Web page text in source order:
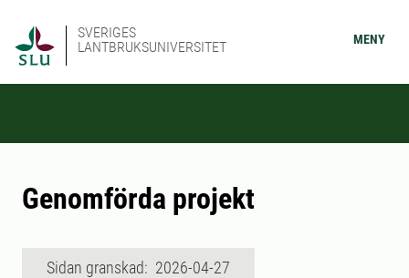
SVERIGES
LANTBRUKSUNIVERSITET
MENY
Genomförda projekt
Sidan granskad: 2026-04-27